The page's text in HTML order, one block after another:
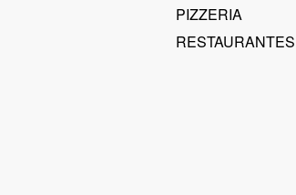
PIZZERIA
RESTAURANTES